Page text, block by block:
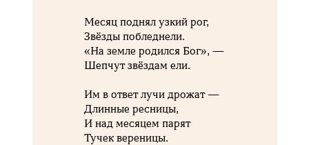
Месяц поднял узкий рог,
Звёзды побледнели.
«На земле родился Бог», —
Шепчут звёздам ели.
Им в ответ лучи дрожат —
Длинные ресницы,
И над месяцем парят
Тучек вереницы.